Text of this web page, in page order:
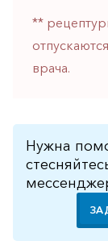
Хирургия
железа
**
врача.
Нужна